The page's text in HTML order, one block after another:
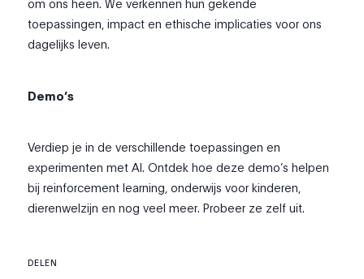
om ons heen. We verkennen hun gekende
toepassingen, impact en ethische implicaties voor ons
dagelijks leven.
Demo’s
Verdiep je in de verschillende toepassingen en
experimenten met AI. Ontdek hoe deze demo’s helpen
bij reinforcement learning, onderwijs voor kinderen,
dierenwelzijn en nog veel meer. Probeer ze zelf uit.
DELEN